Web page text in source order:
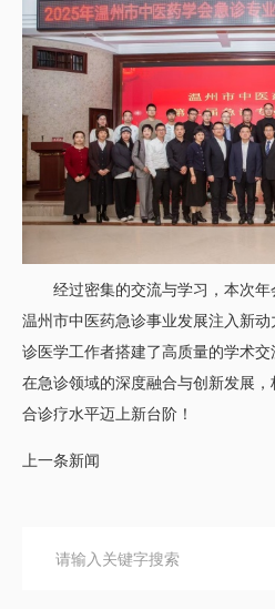
经过密集的交流与学习，本次
温州市中医药急诊事业发展注入新
诊医学工作者搭建了高质量的学术
在急诊领域的深度融合与创新发展
合诊疗水平迈上新台阶！
上一条新闻